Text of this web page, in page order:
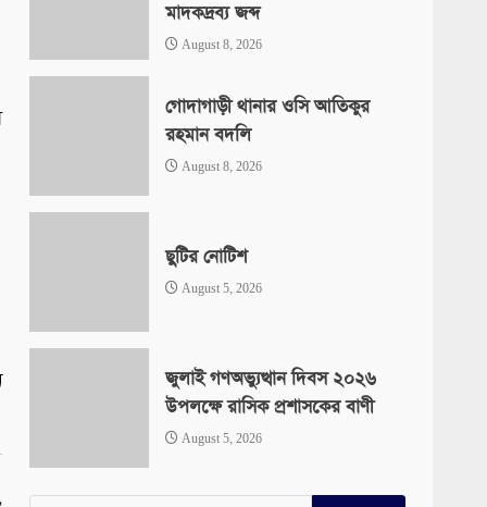
মাদকদ্রব্য জব্দ
August 8, 2026
গোদাগাড়ী থানার ওসি আতিকুর
রহমান বদলি
August 8, 2026
ছুটির নোটিশ
August 5, 2026
জুলাই গণঅভ্যুত্থান দিবস ২০২৬
উপলক্ষে রাসিক প্রশাসকের বাণী
August 5, 2026